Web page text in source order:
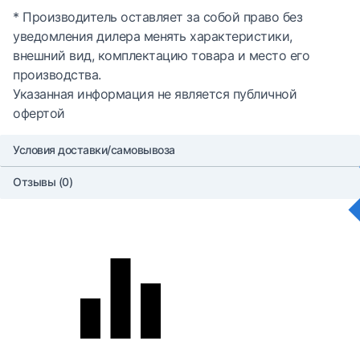
* Производитель оставляет за собой право без
уведомления дилера менять характеристики,
внешний вид, комплектацию товара и место его
производства.
Указанная информация не является публичной
офертой
Условия доставки/самовывоза
Отзывы (0)